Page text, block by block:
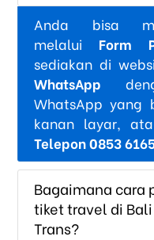
Anda bisa
melalui Form
sediakan di
WhatsApp
WhatsApp yang
kanan layar,
Telepon 0853
Bagaimana cara
tiket travel di
Trans?